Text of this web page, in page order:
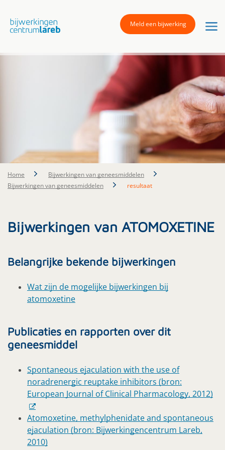
Meld een bijwerking
Home
Bijwerkingen van geneesmiddelen
Bijwerkingen van geneesmiddelen
resultaat
Bijwerkingen van ATOMOXETINE
Belangrijke bekende bijwerkingen
Wat zijn de mogelijke bijwerkingen bij
atomoxetine
Publicaties en rapporten over dit
geneesmiddel
Spontaneous ejaculation with the use of
noradrenergic reuptake inhibitors (bron:
European Journal of Clinical Pharmacology, 2012)
Atomoxetine, methylphenidate and spontaneous
ejaculation (bron: Bijwerkingencentrum Lareb,
2010)